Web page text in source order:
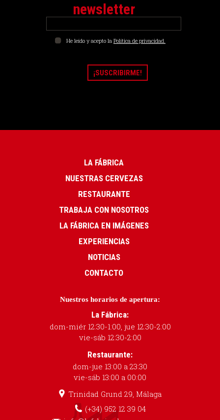
newsletter
He leído y acepto la Política de privacidad.
LA FÁBRICA
NUESTRAS CERVEZAS
RESTAURANTE
TRABAJA CON NOSOTROS
LA FÁBRICA EN IMÁGENES
EXPERIENCIAS
NOTICIAS
CONTACTO
Nuestros horarios de apertura:
La Fábrica:
dom-miér 12:30-1:00, jue 12:30-2:00
vie-sáb 12:30-2:00
Restaurante:
dom-jue 13:00 a 23:30
vie-sáb 13:00 a 00:00
Trinidad Grund 29, Málaga
(+34) 952 12 39 04